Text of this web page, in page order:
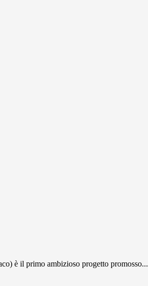
è il primo ambizioso progetto promosso...